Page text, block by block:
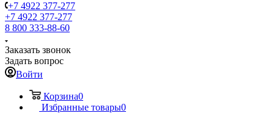
+7 4922 377-277
+7 4922 377-277
8 800 333-88-60
Заказать звонок
Задать вопрос
Войти
Корзина0
Избранные товары0